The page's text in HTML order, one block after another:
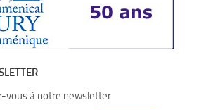
vous à notre newsletter